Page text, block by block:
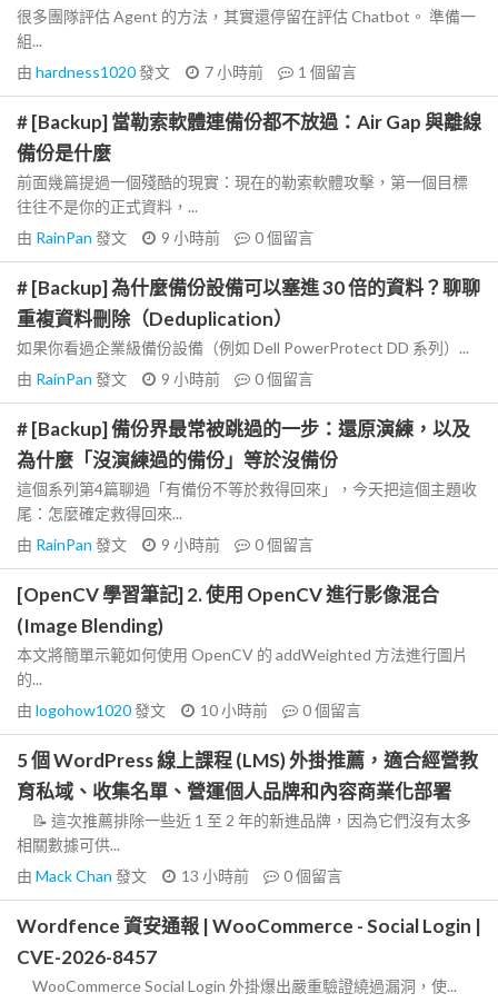
很多團隊評估 Agent 的方法，其實還停留在評估 Chatbot。 準備一
組...
由 hardness1020發文 7 小時前 1 個留言
# [Backup] 當勒索軟體連備份都不放過：Air Gap 與離線
備份是什麼
前面幾篇提過一個殘酷的現實：現在的勒索軟體攻擊，第一個目標
往往不是你的正式資料，...
由 RainPan 發文 9 小時前 0個留言
# [Backup] 為什麼備份設備可以塞進 30 倍的資料？聊聊
重複資料刪除（Deduplication）
如果你看過企業級備份設備（例如 Dell PowerProtect DD 系列）...
由 RainPan 發文 9 小時前 0個留言
# [Backup] 備份界最常被跳過的一步：還原演練，以及
為什麼「沒演練過的備份」等於沒備份
這個系列第4篇聊過「有備份不等於救得回來」，今天把這個主題收
尾：怎麼確定救得回來...
由 RainPan 發文 9 小時前 0個留言
[OpenCV 學習筆記] 2. 使用 OpenCV 進行影像混合
(Image Blending)
本文將簡單示範如何使用 OpenCV 的 addWeighted 方法進行圖片
的...
由 logohow1020發文 10 小時前 0個留言
5 個 WordPress 線上課程 (LMS) 外掛推薦，適合經營教
育私域、收集名單、營運個人品牌和內容商業化部署
📝 這次推薦排除一些近 1 至 2 年的新進品牌，因為它們沒有太多
相關數據可供...
由 Mack Chan 發文 13 小時前 0個留言
Wordfence 資安通報 | WooCommerce - Social Login |
CVE-2026-8457
WooCommerce Social Login 外掛爆出嚴重驗證繞過漏洞，使...